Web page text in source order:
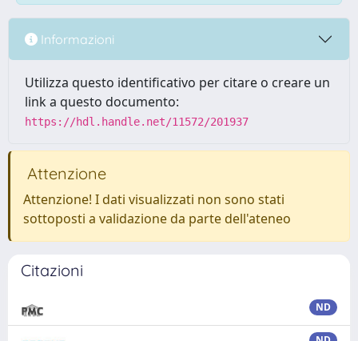
Informazioni
Utilizza questo identificativo per citare o creare un
link a questo documento:
https://hdl.handle.net/11572/201937
Attenzione
Attenzione! I dati visualizzati non sono stati
sottoposti a validazione da parte dell'ateneo
Citazioni
ND